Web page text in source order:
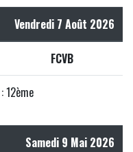
Vendredi 7 Août 2026
FCVB
12ème
Samedi 9 Mai 2026